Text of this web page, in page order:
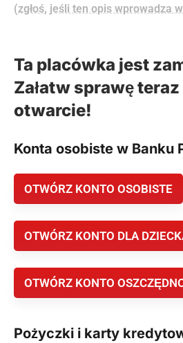
(zgłoś, jeśli ten opis wprowadza w
Ta placówka jest
Załatw sprawę
otwarcie!
Konta osobiste w Banku
OTWÓRZ KONTO OSOBISTE
OTWÓRZ KONTO DLA
OTWÓRZ KONTO
Pożyczki i karty